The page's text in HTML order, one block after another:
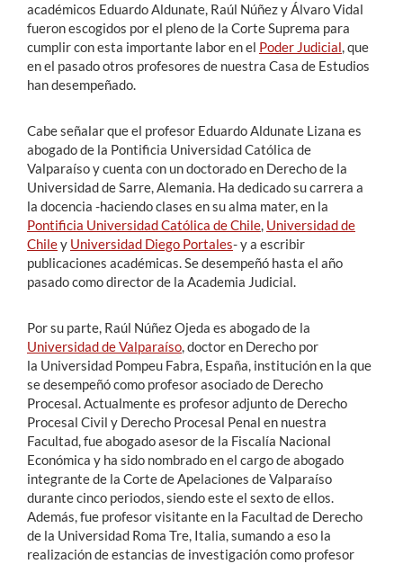
académicos Eduardo Aldunate, Raúl Núñez y Álvaro Vidal
fueron escogidos por el pleno de la Corte Suprema para
cumplir con esta importante labor en el Poder Judicial, que
en el pasado otros profesores de nuestra Casa de Estudios
han desempeñado.
Cabe señalar que el profesor Eduardo Aldunate Lizana es
abogado de la Pontificia Universidad Católica de
Valparaíso y cuenta con un doctorado en Derecho de la
Universidad de Sarre, Alemania. Ha dedicado su carrera a
la docencia -haciendo clases en su alma mater, en la
Pontificia Universidad Católica de Chile, Universidad de
Chiley Universidad Diego Portales- y a escribir
publicaciones académicas. Se desempeñó hasta el año
pasado como director de la Academia Judicial.
Por su parte, Raúl Núñez Ojeda es abogado de la
Universidad de Valparaíso, doctor en Derecho por
la Universidad Pompeu Fabra, España, institución en la que
se desempeñó como profesor asociado de Derecho
Procesal. Actualmente es profesor adjunto de Derecho
Procesal Civil y Derecho Procesal Penal en nuestra
Facultad, fue abogado asesor de la Fiscalía Nacional
Económica y ha sido nombrado en el cargo de abogado
integrante de la Corte de Apelaciones de Valparaíso
durante cinco periodos, siendo este el sexto de ellos.
Además, fue profesor visitante en la Facultad de Derecho
de la Universidad Roma Tre, Italia, sumando a eso la
realización de estancias de investigación como profesor